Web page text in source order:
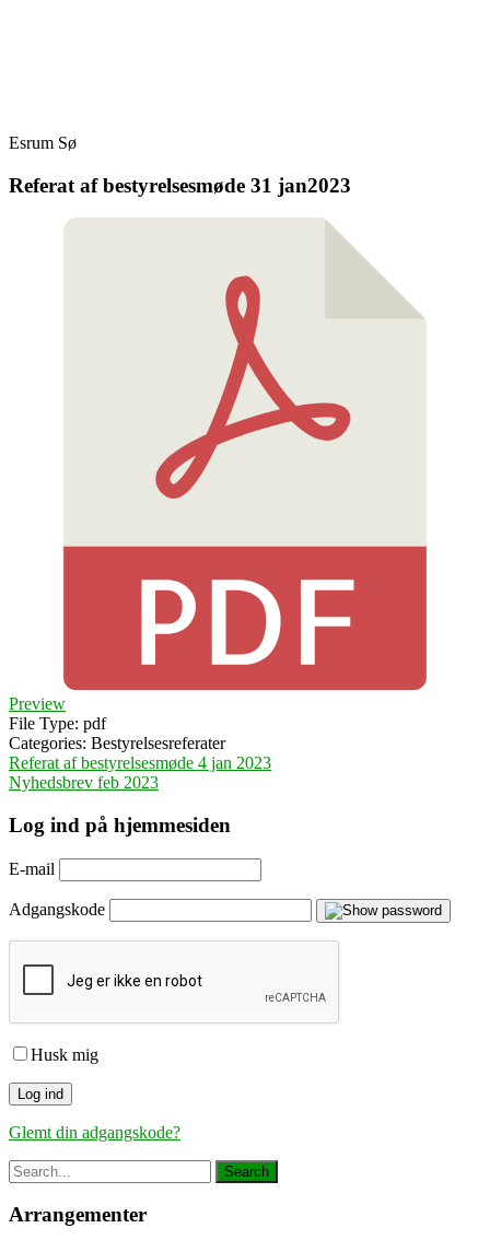
Esrum Sø
Referat af bestyrelsesmøde 31 jan2023
Preview
File Type: pdf
Categories: Bestyrelsesreferater
Indlægsnavigation
Referat af bestyrelsesmøde 4 jan 2023
Nyhedsbrev feb 2023
Log ind på hjemmesiden
E-mail
Adgangskode
Husk mig
Glemt din adgangskode?
Arrangementer